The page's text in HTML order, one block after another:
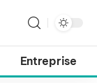
Entreprise